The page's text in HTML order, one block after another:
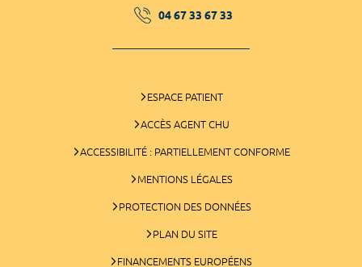
04 67 33 67 33
ESPACE PATIENT
ACCÈS AGENT CHU
ACCESSIBILITÉ : PARTIELLEMENT CONFORME
MENTIONS LÉGALES
PROTECTION DES DONNÉES
PLAN DU SITE
FINANCEMENTS EUROPÉENS